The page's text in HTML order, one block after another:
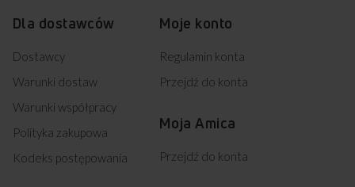
Dla dostawców
Dostawcy
Warunki dostaw
Warunki współpracy
Polityka zakupowa
Kodeks postępowania
Moje konto
Regulamin konta
Przejdź do konta
Moja Amica
Przejdź do konta